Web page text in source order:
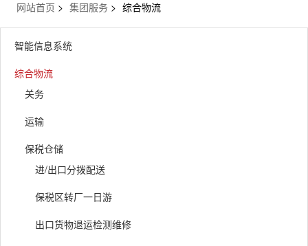
网站首页 > 集团服务 > 综合物流
智能信息系统
综合物流
关务
运输
保税仓储
进/出口分拨配送
保税区转厂一日游
出口货物退运检测维修